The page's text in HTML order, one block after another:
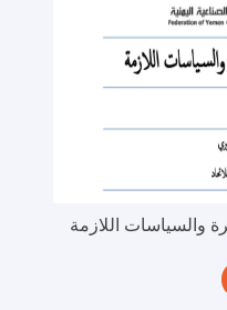
والسياسات اللازمة